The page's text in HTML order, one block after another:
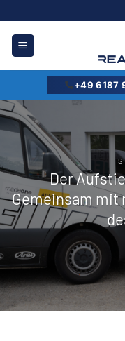
springen
+49 6187
Der
Gemeinsam mit